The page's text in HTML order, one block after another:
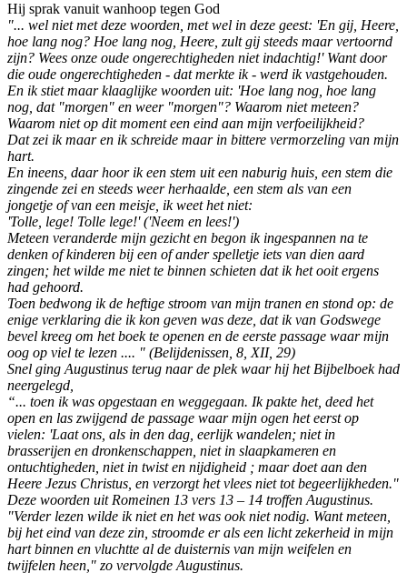
Hij sprak vanuit wanhoop tegen God
"... wel niet met deze woorden, met wel in deze geest: 'En gij, Heere,
hoe lang nog? Hoe lang nog, Heere, zult gij steeds maar vertoornd
zijn? Wees onze oude ongerechtigheden niet indachtig!' Want door
die oude ongerechtigheden - dat merkte ik - werd ik vastgehouden.
En ik stiet maar klaaglijke woorden uit: 'Hoe lang nog, hoe lang
nog, dat "morgen" en weer "morgen"? Waarom niet meteen?
Waarom niet op dit moment een eind aan mijn verfoeilijkheid?
Dat zei ik maar en ik schreide maar in bittere vermorzeling van mijn
hart.
En ineens, daar hoor ik een stem uit een naburig huis, een stem die
zingende zei en steeds weer herhaalde, een stem als van een
jongetje of van een meisje, ik weet het niet:
'Tolle, lege! Tolle lege!' ('Neem en lees!')
Meteen veranderde mijn gezicht en begon ik ingespannen na te
denken of kinderen bij een of ander spelletje iets van dien aard
zingen; het wilde me niet te binnen schieten dat ik het ooit ergens
had gehoord.
Toen bedwong ik de heftige stroom van mijn tranen en stond op: de
enige verklaring die ik kon geven was deze, dat ik van Godswege
bevel kreeg om het boek te openen en de eerste passage waar mijn
oog op viel te lezen .... " (Belijdenissen, 8, XII, 29)
Snel ging Augustinus terug naar de plek waar hij het Bijbelboek had
neergelegd,
“... toen ik was opgestaan en weggegaan. Ik pakte het, deed het
open en las zwijgend de passage waar mijn ogen het eerst op
vielen: 'Laat ons, als in den dag, eerlijk wandelen; niet in
brasserijen en dronkenschappen, niet in slaapkameren en
ontuchtigheden, niet in twist en nijdigheid ; maar doet aan den
Heere Jezus Christus, en verzorgt het vlees niet tot begeerlijkheden."
Deze woorden uit Romeinen 13 vers 13 – 14 troffen Augustinus.
"Verder lezen wilde ik niet en het was ook niet nodig. Want meteen,
bij het eind van deze zin, stroomde er als een licht zekerheid in mijn
hart binnen en vluchtte al de duisternis van mijn weifelen en
twijfelen heen," zo vervolgde Augustinus.